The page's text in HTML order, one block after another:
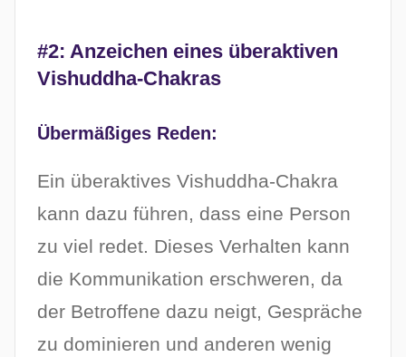
#2: Anzeichen eines überaktiven
Vishuddha-Chakras
Übermäßiges Reden:
Ein überaktives Vishuddha-Chakra
kann dazu führen, dass eine Person
zu viel redet. Dieses Verhalten kann
die Kommunikation erschweren, da
der Betroffene dazu neigt, Gespräche
zu dominieren und anderen wenig